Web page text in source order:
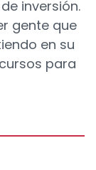
inversión.
gente que
en su
para